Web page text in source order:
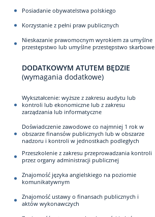
Posiadanie obywatelstwa polskiego
Korzystanie z pełni praw publicznych
Nieskazanie prawomocnym wyrokiem za umyślne
przestępstwo lub umyślne przestępstwo skarbowe
DODATKOWYM ATUTEM BĘDZIE
(wymagania dodatkowe)
Wykształcenie: wyższe z zakresu audytu lub
kontroli lub ekonomiczne lub z zakresu
zarządzania lub informatyczne
Doświadczenie zawodowe co najmniej 1 rok w
obszarze finansów publicznych lub w obszarze
nadzoru i kontroli w jednostkach podległych
Przeszkolenie z zakresu przeprowadzania kontroli
przez organy administracji publicznej
Znajomość języka angielskiego na poziomie
komunikatywnym
Znajomość ustawy o finansach publicznych i
aktów wykonawczych